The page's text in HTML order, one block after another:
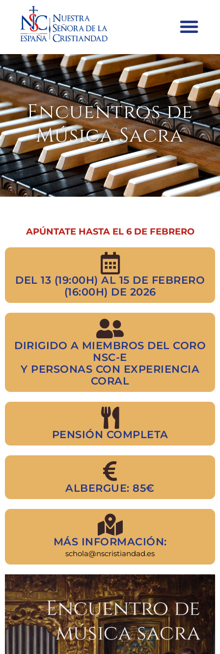
Encuentros de
Música Sacra
APÚNTATE HASTA EL 6 DE FEBRERO
DEL 13 (19:00H) AL 15 DE FEBRERO
(16:00H) DE 2026
DIRIGIDO A MIEMBROS DEL CORO
NSC-E
Y PERSONAS CON EXPERIENCIA
CORAL
PENSIÓN COMPLETA
ALBERGUE: 85€
MÁS INFORMACIÓN:
schola@nscristiandad.es